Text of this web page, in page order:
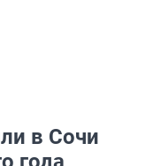
в Сочи